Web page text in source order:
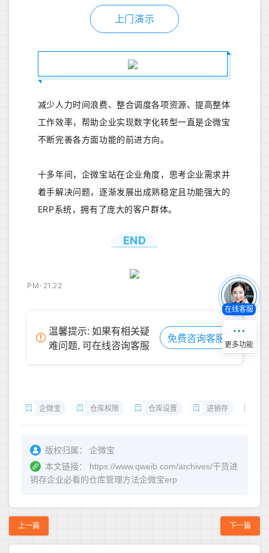
上门演示
减少人力时间浪费、整合调度各项资源、提高整体
工作效率，帮助企业实现数字化转型一直是企微宝
不断完善各方面功能的前进方向。
十多年间，企微宝站在企业角度，思考企业需求并
着手解决问题，逐渐发展出成熟稳定且功能强大的
ERP系统，拥有了庞大的客户群体。
END
PM-21.22
温馨提示: 如果有相关疑
难问题, 可在线咨询客服
免费咨询客服
企微宝 仓库权限 仓库设置 进销存
版权归属：
企微宝
本文链接：
https://www.qweib.com/archives/干货进
销存企业必看的仓库管理方法企微宝erp
上一篇 下一篇
在线客服